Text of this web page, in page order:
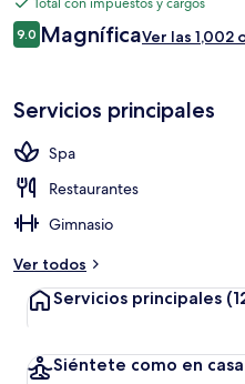
es
de
Opiniones
9.09.0 de 10,
MagníficaVer las 1,002
Servicios principales
Spa
Restaurantes
Gimnasio
Ver todos
Servicios principales
Siéntete como en casa